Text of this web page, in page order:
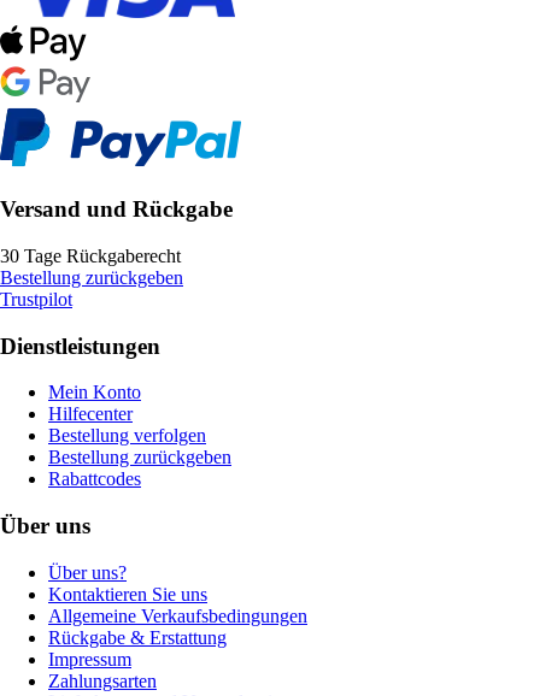
Versand und Rückgabe
30 Tage Rückgaberecht
Bestellung zurückgeben
Trustpilot
Dienstleistungen
Mein Konto
Hilfecenter
Bestellung verfolgen
Bestellung zurückgeben
Rabattcodes
Über uns
Über uns?
Kontaktieren Sie uns
Allgemeine Verkaufsbedingungen
Rückgabe & Erstattung
Impressum
Zahlungsarten